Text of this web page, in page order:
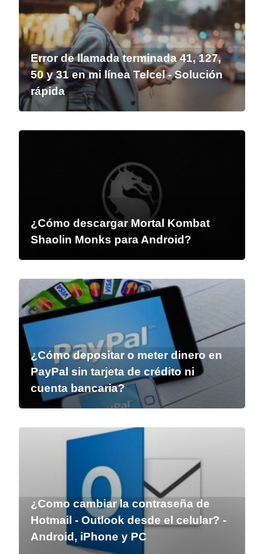
Error de llamada terminada 41, 127,
50 y 31 en mi línea Telcel - Solución
rápida
¿Cómo descargar Mortal Kombat
Shaolin Monks para Android?
¿Cómo depositar o meter dinero en
PayPal sin tarjeta de crédito ni
cuenta bancaria?
¿Como cambiar la contraseña de
Hotmail - Outlook desde el celular? -
Android, iPhone y PC